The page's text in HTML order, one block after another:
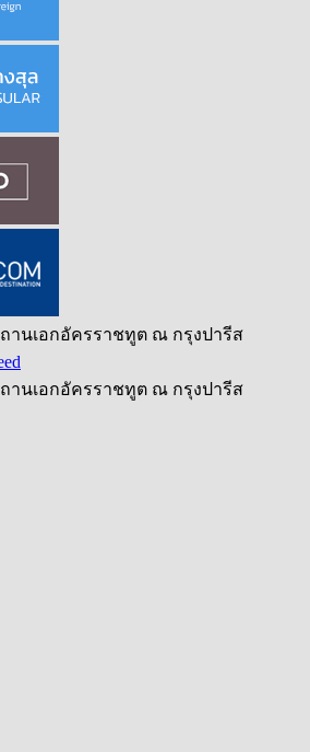
านเอกอัครราชทูต ณ กรุงปารีส
านเอกอัครราชทูต ณ กรุงปารีส